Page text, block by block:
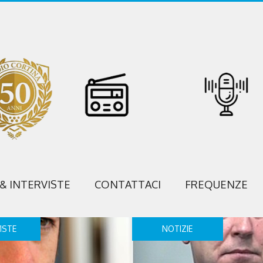
INTERVISTE CONTATTACI FREQUENZE
NOTIZIE